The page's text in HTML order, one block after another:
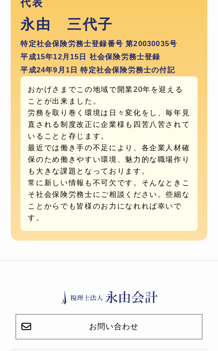
代表
永由 三代子
特定社会保険労務士登録番号 第20030035号
平成15年12月15日 社会保険労務士登録
平成24年9月1日 特定社会保険労務士の付記
おかげさまでこの地域で開業20年を迎える
ことが出来ました。
労務を取り巻く環境は日々変化をし、毎年見
直される制度改正に企業様も四苦八苦されて
いることと存じます。
最近では働き手の不足により、各企業人材確
保のため働きやすい環境、魅力的な職場作り
も大きな課題となっております。
常に新しい情報も不可欠です。そんなときこ
そ社会保険労務士にご相談ください。些細な
ことからでも皆様のお力になれれば幸いで
す。
お問い合わせ